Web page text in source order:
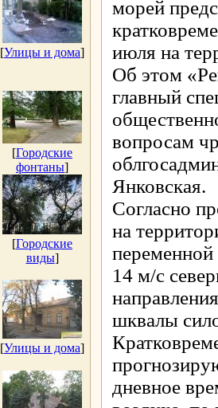
[Улицы и дома]
[Городские
фонтаны]
[Городские
виды]
[Улицы и дома]
морей
июля на
Об этом
главный
вопросам
Янковская.
Согласно
на
переменной
14 м/с
шквалы
дневное